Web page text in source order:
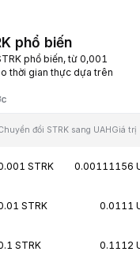
phổ biến
phổ biến, từ 0,001
thời gian thực dựa trên
đổi STRK sang UAHGiá trị
STRK 0.00111156
STRK 0.0111
STRK 0.1112